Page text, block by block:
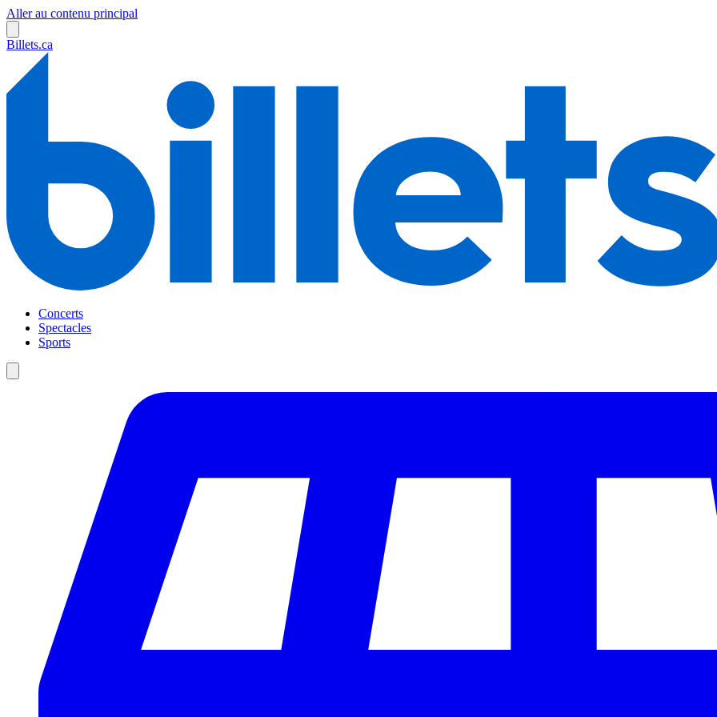
Aller au contenu principal
Billets.ca
Concerts
Spectacles
Sports